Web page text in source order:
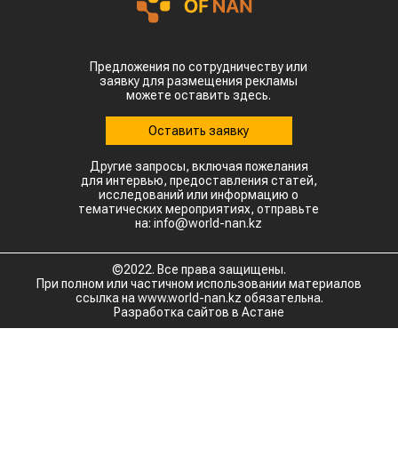
Предложения по сотрудничеству или
заявку для размещения рекламы
можете оставить здесь.
Оставить заявку
Другие запросы, включая пожелания
для интервью, предоставления статей,
исследований или информацию о
тематических мероприятиях, отправьте
на: info@world-nan.kz
©2022. Все права защищены.
При полном или частичном использовании материалов
ссылка на www.world-nan.kz обязательна.
Разработка сайтов в Астане